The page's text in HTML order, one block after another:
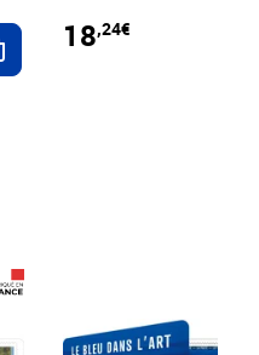
Ajouter au panier
18,24€